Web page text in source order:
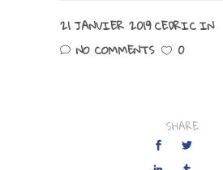
21 JANVIER 2019CEDRICIN
NO COMMENTS
0
SHARE